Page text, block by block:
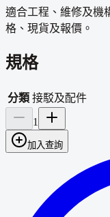
適合工程、維修及機
格、現貨及報價。
規格
分類 接駁及配件
1
加入查詢